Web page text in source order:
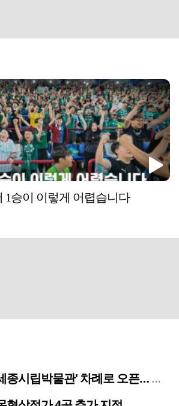
1승이 이렇게 어렵습니다
박물관' 차례로 오픈… 고운동 정주여건 좋아진다